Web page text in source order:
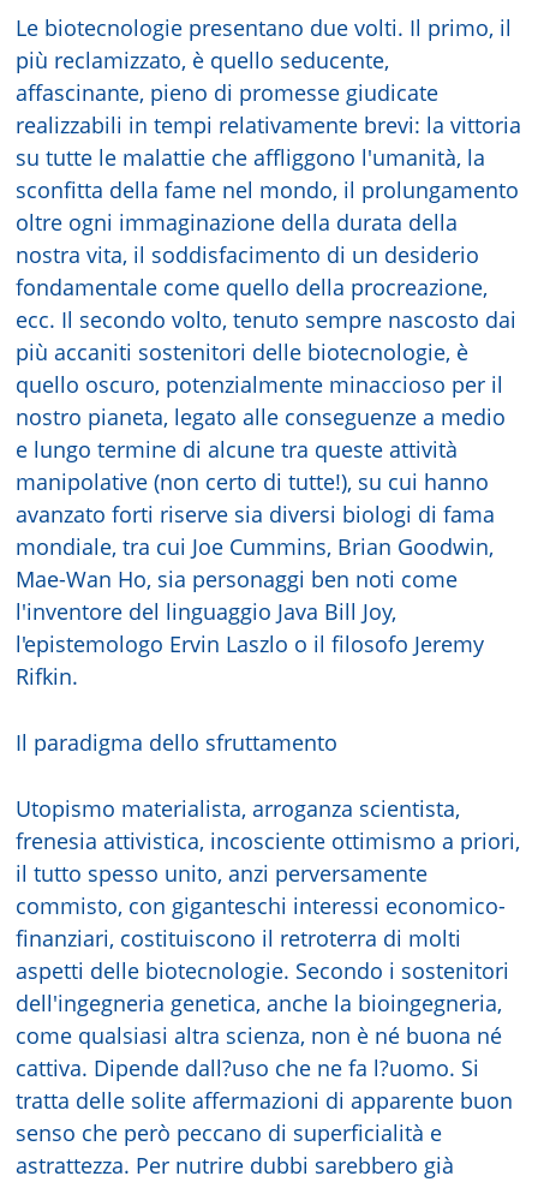
Le biotecnologie presentano due volti. Il primo, il
più reclamizzato, è quello seducente,
affascinante, pieno di promesse giudicate
realizzabili in tempi relativamente brevi: la vittoria
su tutte le malattie che affliggono l'umanità, la
sconfitta della fame nel mondo, il prolungamento
oltre ogni immaginazione della durata della
nostra vita, il soddisfacimento di un desiderio
fondamentale come quello della procreazione,
ecc. Il secondo volto, tenuto sempre nascosto dai
più accaniti sostenitori delle biotecnologie, è
quello oscuro, potenzialmente minaccioso per il
nostro pianeta, legato alle conseguenze a medio
e lungo termine di alcune tra queste attività
manipolative (non certo di tutte!), su cui hanno
avanzato forti riserve sia diversi biologi di fama
mondiale, tra cui Joe Cummins, Brian Goodwin,
Mae-Wan Ho, sia personaggi ben noti come
l'inventore del linguaggio Java Bill Joy,
l'epistemologo Ervin Laszlo o il filosofo Jeremy
Rifkin.
Il paradigma dello sfruttamento
Utopismo materialista, arroganza scientista,
frenesia attivistica, incosciente ottimismo a priori,
il tutto spesso unito, anzi perversamente
commisto, con giganteschi interessi economico-
finanziari, costituiscono il retroterra di molti
aspetti delle biotecnologie. Secondo i sostenitori
dell'ingegneria genetica, anche la bioingegneria,
come qualsiasi altra scienza, non è né buona né
cattiva. Dipende dall?uso che ne fa l?uomo. Si
tratta delle solite affermazioni di apparente buon
senso che però peccano di superficialità e
astrattezza. Per nutrire dubbi sarebbero già